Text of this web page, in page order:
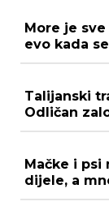
More je
evo kada
Talijanski
Odličan
Mačke i psi
dijele, a